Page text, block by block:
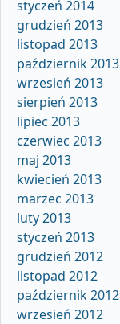
styczeń 2014
grudzień 2013
listopad 2013
październik 2013
wrzesień 2013
sierpień 2013
lipiec 2013
czerwiec 2013
maj 2013
kwiecień 2013
marzec 2013
luty 2013
styczeń 2013
grudzień 2012
listopad 2012
październik 2012
wrzesień 2012